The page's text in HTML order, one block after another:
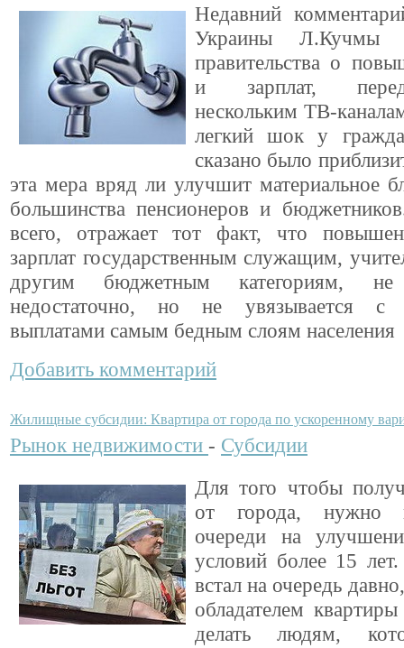
Недавний
Украины Л.Кучмы
правительства о
и зарплат,
нескольким ТВ-
легкий шок у
сказано было
эта мера вряд ли улучшит материальное
большинства пенсионеров и
всего, отражает тот факт, что
зарплат государственным служащим,
другим бюджетным категориям,
недостаточно, но не увязывается с
выплатами самым бедным слоям населения
Добавить комментарий
Жилищные субсидии: Квартира от города по ускоренному
Рынок недвижимости - Субсидии
Для того чтобы
от города, нужно
очереди на
условий более 15
встал на очередь
обладателем
делать людям,